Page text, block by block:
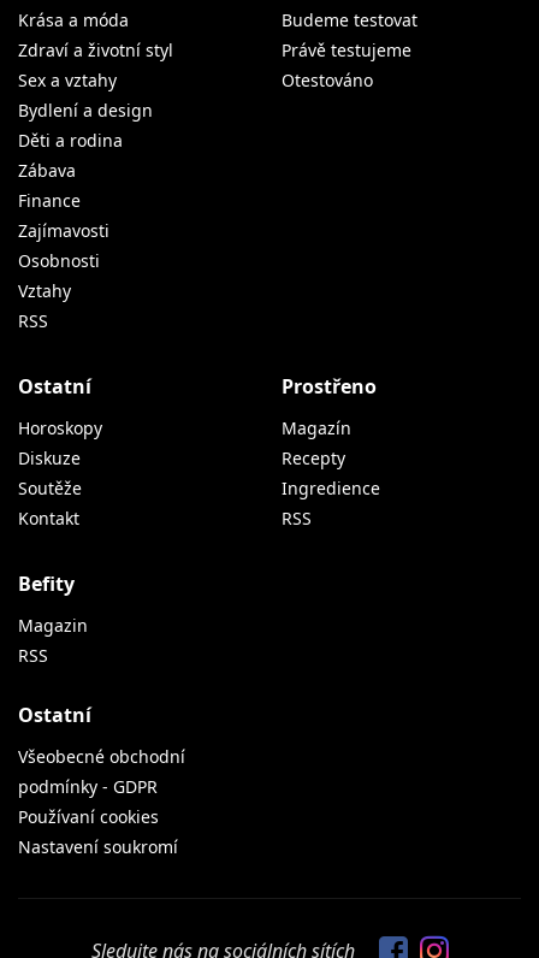
Krása a móda
Zdraví a životní styl
Sex a vztahy
Bydlení a design
Děti a rodina
Zábava
Finance
Zajímavosti
Osobnosti
Vztahy
RSS
Budeme testovat
Právě testujeme
Otestováno
Ostatní
Horoskopy
Diskuze
Soutěže
Kontakt
Prostřeno
Magazín
Recepty
Ingredience
RSS
Befity
Magazin
RSS
Ostatní
Všeobecné obchodní
podmínky - GDPR
Používaní cookies
Nastavení soukromí
Sledujte nás na sociálních sítích